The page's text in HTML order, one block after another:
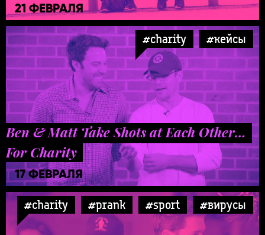
21 ФЕВРАЛЯ
#charity #кейсы
Ben & Matt Take Shots at Each Other…
For Charity
17 ФЕВРАЛЯ
#charity #prank #sport #вирусы